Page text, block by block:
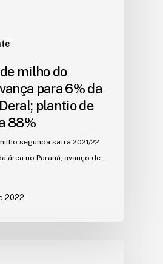
milho do
para 6% da
plantio de
88%
segunda safra 2021/22
área no Paraná, avanço de…
2022